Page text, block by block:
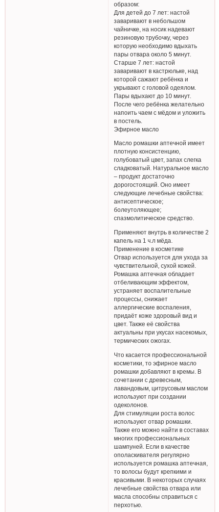
образом:
Для детей до 7 лет: настой
заваривают в небольшом
чайничке, на носик надевают
резиновую трубочку, через
которую необходимо вдыхать
пары отвара около 5 минут.
Старше 7 лет: настой
заваривают в кастрюльке, над
которой сажают ребёнка и
укрывают с головой одеялом.
Пары вдыхают до 10 минут.
После чего ребёнка желательно
напоить чаем с мёдом и уложить
в постель.
Эфирное масло
Масло ромашки аптечной имеет
плотную консистенцию,
голубоватый цвет, запах слегка
сладковатый. Натуральное масло
– продукт достаточно
дорогостоящий. Оно имеет
следующие лечебные свойства:
антисептическое;
болеутоляющее;
спазмолитическое средство.
Применяют внутрь в количестве 2
капель на 1 ч.л мёда.
Применение в косметике
Отвар используется для ухода за
чувствительной, сухой кожей.
Ромашка аптечная обладает
отбеливающим эффектом,
устраняет воспалительные
процессы, снижает
аллергические воспаления,
придаёт коже здоровый вид и
цвет. Также её свойства
актуальны при укусах насекомых,
термических ожогах.
Что касается профессиональной
косметики, то эфирное масло
ромашки добавляют в кремы. В
сочетании с древесным,
лавандовым, цитрусовым маслом
используют при создании
одеколонов.
Для стимуляции роста волос
используют отвар ромашки.
Также его можно найти в составах
многих профессиональных
шампуней. Если в качестве
ополаскивателя регулярно
используется ромашка аптечная,
то волосы будут крепкими и
красивыми. В некоторых случаях
лечебные свойства отвара или
масла способны справиться с
перхотью.